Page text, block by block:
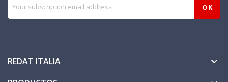
REDAT ITALIA 